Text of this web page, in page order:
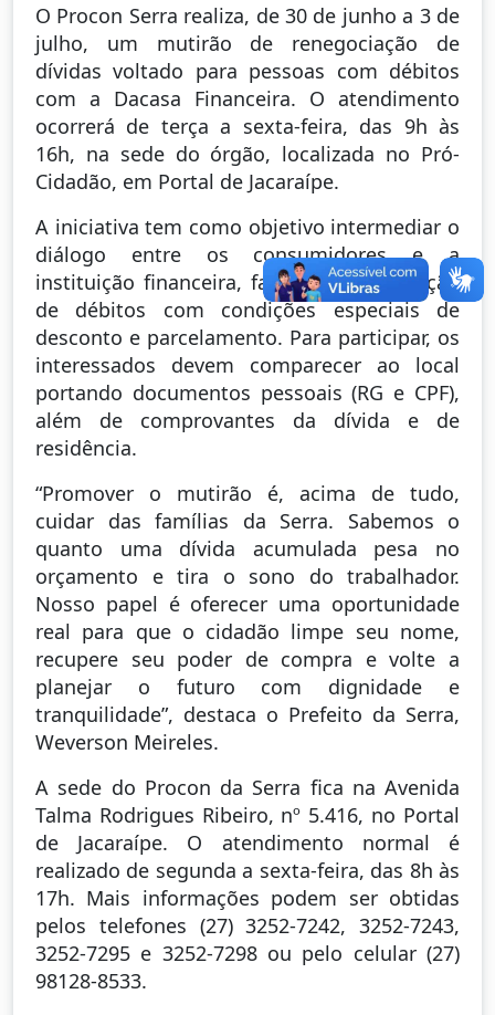
O Procon Serra realiza, de 30 de junho a 3 de
julho, um mutirão de renegociação de
dívidas voltado para pessoas com débitos
com a Dacasa Financeira. O atendimento
ocorrerá de terça a sexta-feira, das 9h às
16h, na sede do órgão, localizada no Pró-
Cidadão, em Portal de Jacaraípe.
A iniciativa tem como objetivo intermediar o
diálogo entre os consumidores e a
instituição financeira, facilitando a quitação
de débitos com condições especiais de
desconto e parcelamento. Para participar, os
interessados devem comparecer ao local
portando documentos pessoais (RG e CPF),
além de comprovantes da dívida e de
residência.
“Promover o mutirão é, acima de tudo,
cuidar das famílias da Serra. Sabemos o
quanto uma dívida acumulada pesa no
orçamento e tira o sono do trabalhador.
Nosso papel é oferecer uma oportunidade
real para que o cidadão limpe seu nome,
recupere seu poder de compra e volte a
planejar o futuro com dignidade e
tranquilidade”, destaca o Prefeito da Serra,
Weverson Meireles.
A sede do Procon da Serra fica na Avenida
Talma Rodrigues Ribeiro, nº 5.416, no Portal
de Jacaraípe. O atendimento normal é
realizado de segunda a sexta-feira, das 8h às
17h. Mais informações podem ser obtidas
pelos telefones (27) 3252-7242, 3252-7243,
3252-7295 e 3252-7298 ou pelo celular (27)
98128-8533.